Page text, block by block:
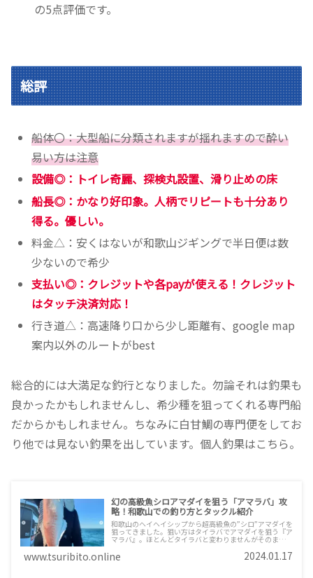
の5点評価です。
総評
船体〇：大型船に分類されますが揺れますので酔い
易い方は注意
設備◎：トイレ奇麗、探検丸設置、滑り止めの床
船長◎：かなり好印象。人柄でリピートも十分あり
得る。優しい。
料金△：安くはないが和歌山ジギングで半日便は数
少ないので希少
支払い◎：クレジットや各payが使える！クレジット
はタッチ決済対応！
行き道△：高速降り口から少し距離有、google map
案内以外のルートがbest
総合的には大満足な釣行となりました。勿論それは釣果も
良かったかもしれませんし、希少種を狙ってくれる専門船
だからかもしれません。ちなみに白甘鯛の専門便をしてお
り他では見ない釣果を出しています。個人釣果はこちら。
幻の高級魚シロアマダイを狙う「アマラバ」攻
略！和歌山での釣り方とタックル紹介
和歌山のヘイヘイシップから超高級魚の”シロ”アマダイを
狙ってきました。狙い方はタイラバでアマダイを狙う『ア
マラバ』。ほとんどタイラバと変わりませんがそのままで
味がある方はご覧ください。希少な魚なのでいつまで釣れ
るかはわかりません。今はまだ釣れているのでお早めにど
www.tsuribito.online 2024.01.17